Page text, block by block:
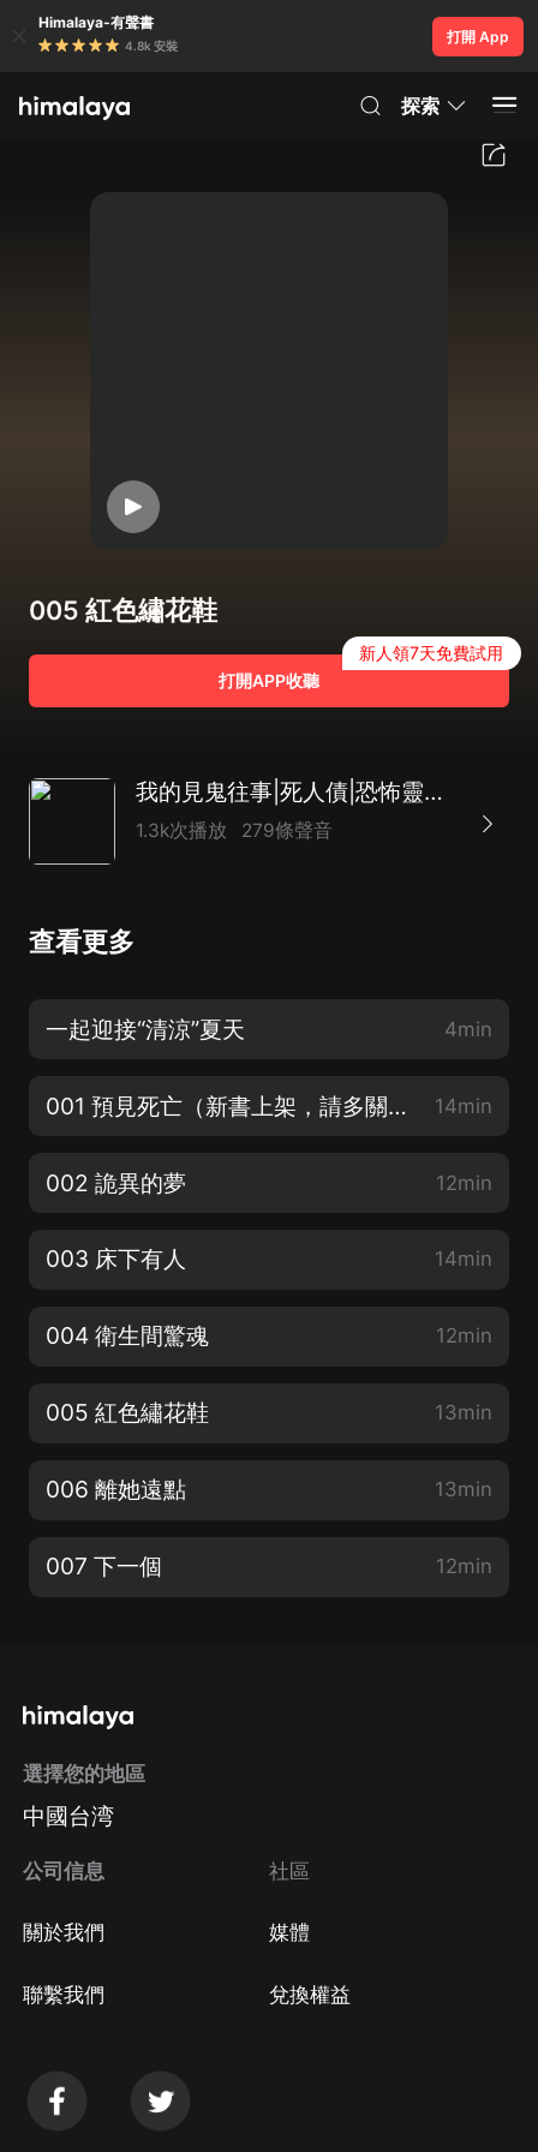
Himalaya-有聲書
4.8k 安裝
打開 App
探索
005 紅色繡花鞋
打開APP收聽
新人領7天免費試用
我的見鬼往事|死人債|恐怖靈異鬼影力作
1.3k次播放 279條聲音
查看更多
一起迎接“清涼”夏天 4min
001 預見死亡（新書上架，請多關注訂閱評論） 14min
002 詭異的夢 12min
003 床下有人 14min
004 衛生間驚魂 12min
005 紅色繡花鞋 13min
006 離她遠點 13min
007 下一個 12min
選擇您的地區
中國台湾
公司信息
關於我們
聯繫我們
社區
媒體
兌換權益